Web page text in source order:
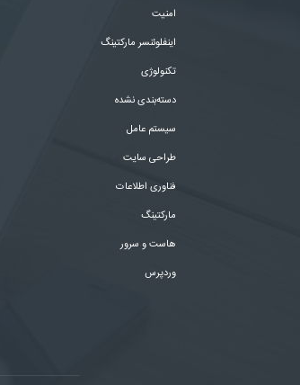
امنیت
اینفلوئنسر مارکتینگ
تکنولوژی
دسته‌بندی نشده
سیستم عامل
طراحی سایت
فناوری اطلاعات
مارکتینگ
هاست و سرور
وردپرس